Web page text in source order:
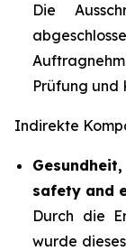
Die
Prüfung und
Indirekte
safety and
Durch die
wurde